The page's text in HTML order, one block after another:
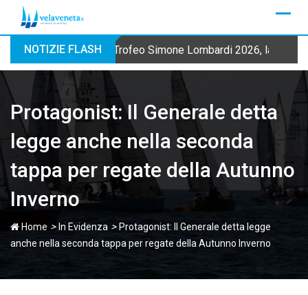
NOTIZIE FLASH Trofeo Simone Lombardi 2026, la
Protagonist: Il Generale detta
legge anche nella seconda
tappa per regate della Autunno
Inverno
Home > In Evidenza > Protagonist: Il Generale detta legge
anche nella seconda tappa per regate della Autunno Inverno